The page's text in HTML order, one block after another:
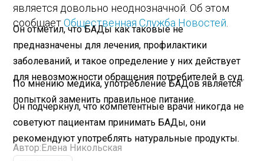
является довольно неоднозначной. Об этом
сообщаетОбщественная Служба Новостей
Он отметил, что БАДы как таковые не
предназначены для лечения, профилактики
заболеваний, и такое определение у них действует
для невозможности обращения потребителей в суд.
По мнению медика, употребление БАДов является
попыткой заменить правильное питание.
Он подчеркнул, что компетентные врачи никогда не
советуют пациентам принимать БАДы, они
рекомендуют употреблять натуральные продукты.
Автор: Елена Никольская